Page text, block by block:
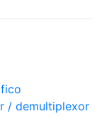
/ demultiplexor